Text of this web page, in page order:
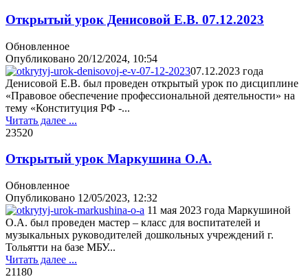
Открытый урок Денисовой Е.В. 07.12.2023
Обновленное
Опубликовано 20/12/2024, 10:54
07.12.2023 года
Денисовой Е.В. был проведен открытый урок по дисциплине
«Правовое обеспечение профессиональной деятельности» на
тему «Конституция РФ -...
Читать далее ...
23520
Открытый урок Маркушина О.А.
Обновленное
Опубликовано 12/05/2023, 12:32
11 мая 2023 года Маркушиной
О.А. был проведен мастер – класс для воспитателей и
музыкальных руководителей дошкольных учреждений г.
Тольятти на базе МБУ...
Читать далее ...
21180